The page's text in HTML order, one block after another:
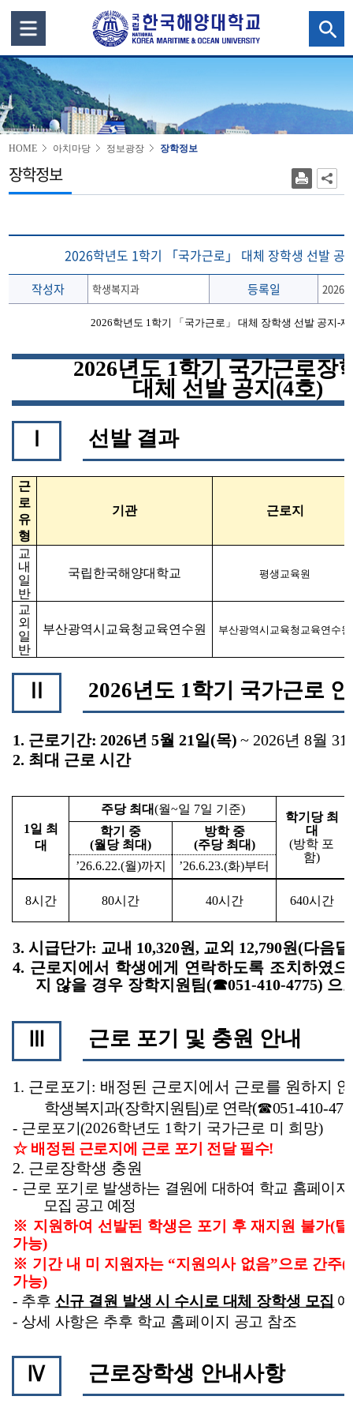
HOME 아치마당 정보광장 장학정보
장학정보
2026학년도 1학기 「국가근로」 대체 장학생 선발 공
작성자 학생복지과 등록일
2026학년도 1 학기 「국가근로 」대체 장학생 선발 공지-제
2026년도 1학기 국가근로장
대체 선발 공지(4호)
선발 결과
근
로
유
형
기관 근로지
교
내
일
반
국립한국해양대학교 평생교육원
교
외
일
반
부산광역시교육청교육연수원 부산광역시교육청교육연수원
2026년도 1학기 국가근로
1. 근로기간: 2026년5월21일(목) ~ 2026년8월 31
2. 최대 근로 시간
1일 최
대
주당 최대(월~일 7일 기준)
학기당 최
대
(방학 포
함)
학기 중
(월당 최대)
방학 중
(주당 최대)
’26.6.22.(월)까지 ’26.6.23.(화)부터
8시간 80시간 40시간 640시간
3.시급단가: 교내 10,320원, 교외 12,790원(다음
4. 근로지에서 학생에게 연락하도록 조치하였으
지 않을 경우 장학지원팀(☎051-410-4775) 으
근로 포기 및 충원 안내
1. 근로포기 : 배정된 근로지에서 근로를 원하지
학생복지과(장학지원팀)로 연락(☎051-410-
- 근로포기(2026학년도 1학기 국가근로 미 희망)
☆ 배정된 근로지에 근로 포기 전달 필수!
2. 근로장학생 충원
- 근로 포기로 발생하는 결원에 대하여 학교 홈페이
모집 공고 예정
※ 지원하여 선발된 학생은 포기 후 재지원 불가(
가능)
※ 기간 내 미 지원자는 “지원의사 없음”으로 간주(
가능)
- 추후 신규 결원 발생 시 수시로 대체 장학생 모집
- 상세 사항은 추후 학교 홈페이지 공고 참조
Ⅳ 근로장학생 안내사항